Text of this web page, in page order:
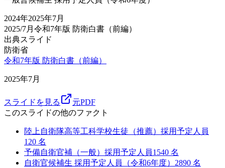
2024年2025年7月
2025/7月 令和7年版 防衛白書（前編）
出典スライド
防衛省
令和7年版 防衛白書（前編）
2025年7月
スライドを見る
元PDF
このスライドの他のファクト
陸上自衛隊高等工科学校生徒（推薦）採用予定人員
120 名
予備自衛官補（一般）採用予定人員1540 名
自衛官候補生 採用予定人員（令和6年度） 2890 名